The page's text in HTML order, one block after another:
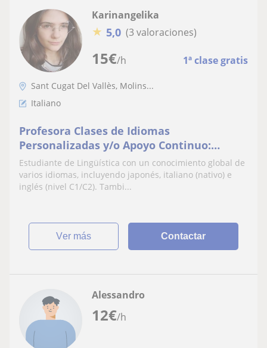
15€/h 1ª clase gratis
Karinangelika
★ 5,0 (3 valoraciones)
Sant Cugat Del Vallès, Molins...
Italiano
Profesora Clases de Idiomas
Personalizadas y/o Apoyo Continuo:
Inglés, Italiano y Más (Con Formación en
Educación y Lingüística)
Estudiante de Lingüística con un conocimiento global de
varios idiomas, incluyendo japonés, italiano (nativo) e
inglés (nivel C1/C2). Tambi...
ver más Contactar
12€/h
Alessandro